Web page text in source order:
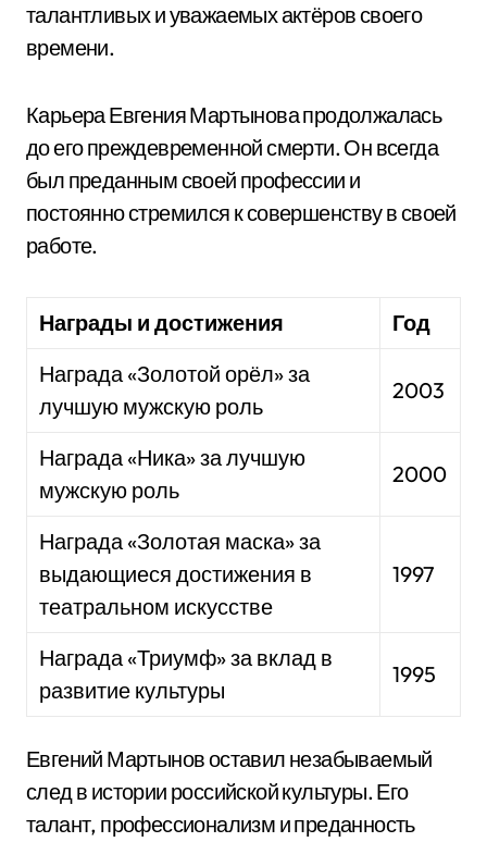
талантливых и уважаемых актёров своего
времени.
Карьера Евгения Мартынова продолжалась
до его преждевременной смерти. Он всегда
был преданным своей профессии и
постоянно стремился к совершенству в своей
работе.
Награды и достижения
Год
Награда «Золотой орёл» за
лучшую мужскую роль
2003
Награда «Ника» за лучшую
мужскую роль
2000
Награда «Золотая маска» за
выдающиеся достижения в
театральном искусстве
1997
Награда «Триумф» за вклад в
развитие культуры
1995
Евгений Мартынов оставил незабываемый
след в истории российской культуры. Его
талант, профессионализм и преданность